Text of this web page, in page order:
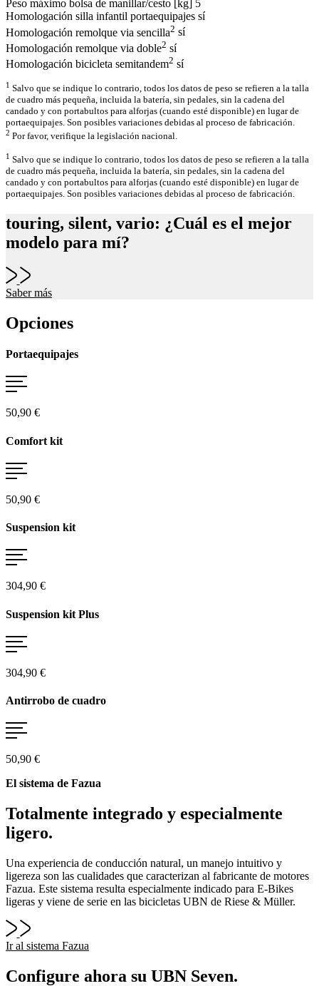
Peso máximo bolsa de manillar/cesto [kg] 5
Homologación silla infantil portaequipajes sí
Homologación remolque via sencilla2 sí
Homologación remolque via doble2 sí
Homologación bicicleta semitandem2 sí
1 Salvo que se indique lo contrario, todos los datos de peso se refieren a la talla
de cuadro más pequeña, incluida la batería, sin pedales, sin la cadena del
candado y con portabultos para alforjas (cuando esté disponible) en lugar de
portaequipajes. Son posibles variaciones debidas al proceso de fabricación.
2 Por favor, verifique la legislación nacional.
1 Salvo que se indique lo contrario, todos los datos de peso se refieren a la talla
de cuadro más pequeña, incluida la batería, sin pedales, sin la cadena del
candado y con portabultos para alforjas (cuando esté disponible) en lugar de
portaequipajes. Son posibles variaciones debidas al proceso de fabricación.
touring, silent, vario: ¿Cuál es el mejor
modelo para mí?
Saber más
Opciones
Portaequipajes
50,90 €
Comfort kit
50,90 €
Suspension kit
304,90 €
Suspension kit Plus
304,90 €
Antirrobo de cuadro
50,90 €
El sistema de Fazua
Totalmente integrado y especialmente
ligero.
Una experiencia de conducción natural, un manejo intuitivo y
ligereza son las cualidades que caracterizan al fabricante de motores
Fazua. Este sistema resulta especialmente indicado para E-Bikes
ligeras y viene de serie en las bicicletas UBN de Riese & Müller.
Ir al sistema Fazua
Configure ahora su UBN Seven.